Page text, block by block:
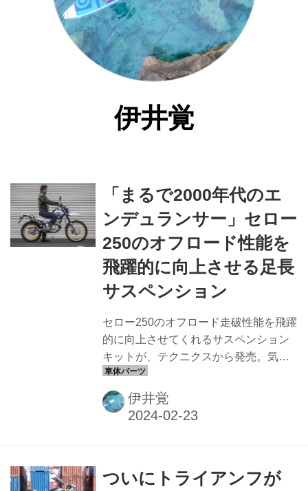
伊井覚
「まるで2000年代のエ
ンデュランサー」セロー
250のオフロード性能を
飛躍的に向上させる足長
サスペンション
セロー250のオフロード走破性能を飛躍
的に向上させてくれるサスペンション
キットが、テクニクスから発売。気に
なるその実力をテクニクス開発者に聞
いてみました！
伊井覚
ついにトライアンフが